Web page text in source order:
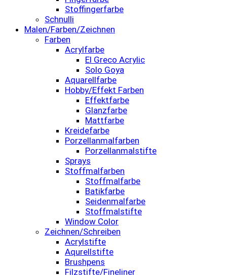
Stoffingerfarbe
Schnulli
Malen/Farben/Zeichnen
Farben
Acrylfarbe
El Greco Acrylic
Solo Goya
Aquarellfarbe
Hobby/Effekt Farben
Effektfarbe
Glanzfarbe
Mattfarbe
Kreidefarbe
Porzellanmalfarben
Porzellanmalstifte
Sprays
Stoffmalfarben
Stoffmalfarbe
Batikfarbe
Seidenmalfarbe
Stoffmalstifte
Window Color
Zeichnen/Schreiben
Acrylstifte
Aqurellstifte
Brushpens
Filzstifte/Fineliner